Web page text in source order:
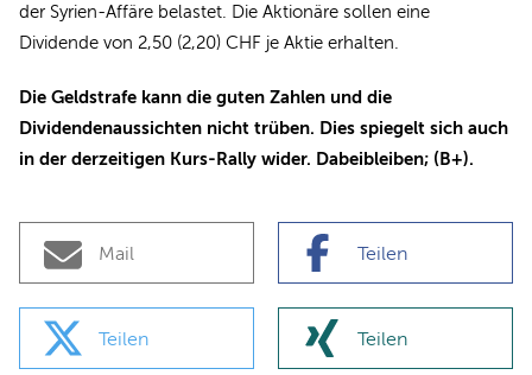
der Syrien-Affäre belastet. Die Aktionäre sollen eine
Dividende von 2,50 (2,20) CHF je Aktie erhalten.
Die Geldstrafe kann die guten Zahlen und die
Dividendenaussichten nicht trüben. Dies spiegelt sich auch
in der derzeitigen Kurs-Rally wider. Dabeibleiben; (B+).
Mail Teilen
Teilen Teilen